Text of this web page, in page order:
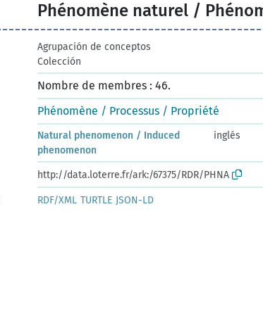
Phénomène naturel /
Agrupación de conceptos
Colección
Nombre de membres : 46.
Phénomène / Processus / Propriété
Natural phenomenon / Induced
phenomenon
inglés
http://data.loterre.fr/ark:/67375/RDR/PHNA
RDF/XML TURTLE JSON-LD